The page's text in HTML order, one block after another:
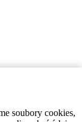
soubory cookies,